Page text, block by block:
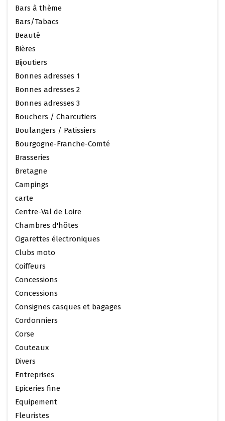
Bars à thème
Bars/Tabacs
Beauté
Bières
Bijoutiers
Bonnes adresses 1
Bonnes adresses 2
Bonnes adresses 3
Bouchers / Charcutiers
Boulangers / Patissiers
Bourgogne-Franche-Comté
Brasseries
Bretagne
Campings
carte
Centre-Val de Loire
Chambres d'hôtes
Cigarettes électroniques
Clubs moto
Coiffeurs
Concessions
Concessions
Consignes casques et bagages
Cordonniers
Corse
Couteaux
Divers
Entreprises
Epiceries fine
Equipement
Fleuristes